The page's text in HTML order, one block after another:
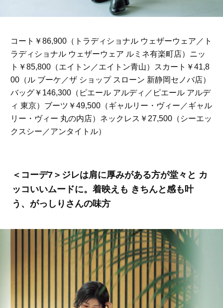
コート￥86,900（トラディショナル ウェザーウェア／ト
ラディショナル ウェザーウェア ルミネ有楽町店）ニッ
ト￥85,800（エイトン／エイトン青山）スカート￥41,8
00（ル ブーケ／ザ ショップ スローン 新静岡セノバ店）
バッグ￥146,300（ピエール アルディ／ピエール アルデ
ィ 東京）ブーツ￥49,500（ギャルリー・ヴィー／ギャル
リー・ヴィー 丸の内店）ネックレス￥27,500（シーエッ
クスシー／アンタイトル）
＜コーデ7＞ジレは肩に厚みがある方が堂々と カ
ッコいいムードに。着映えも きちんと感も叶
う、がっしりさんの味方